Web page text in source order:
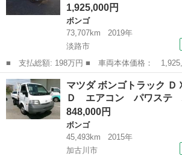
1,925,000円
ボンゴ
73,707km
2019年
淡路市
■ 支払総額: 198万円 ■ 車両本体価格： 1,925,000 円 ■ メーカー
名： マツダ ■ 車種名： ボンゴトラック ■
蔵冷凍車 オートマ キーレス バックモニター
ドア リヤ...
兵庫 淡路市 ボンゴ
マツダ ボンゴトラック
Ｄ エアコン パワステ
848,000円
ボンゴ
45,493km
2015年
加古川市